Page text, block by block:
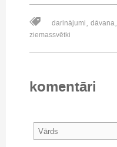
darinājumi, dāvana,
ziemassvētki
komentāri